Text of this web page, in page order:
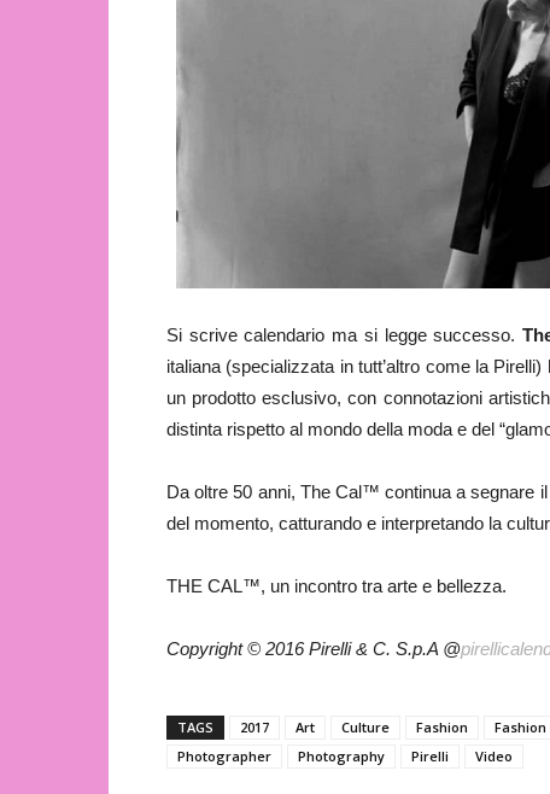
Si scrive calendario ma si legge successo.
italiana (specializzata in tutt’altro come la
un prodotto esclusivo, con connotazioni
distinta rispetto al mondo della moda e del
Da oltre 50 anni, The Cal™ continua a segnare
del momento, catturando e interpretando la
THE CAL™, un incontro tra arte e bellezza.
Copyright © 2016 Pirelli & C. S.p.A @
TAGS 2017 Art Culture Fashion
Photographer
Photography Pirelli Video